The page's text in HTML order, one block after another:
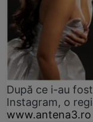
După ce i-au
Instagram, o
www.antena3.ro